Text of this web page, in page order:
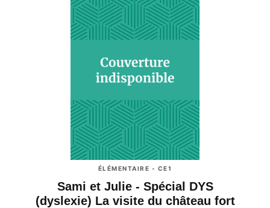
ÉLÉMENTAIRE - CE1
Sami et Julie - Spécial DYS
(dyslexie) La visite du château fort